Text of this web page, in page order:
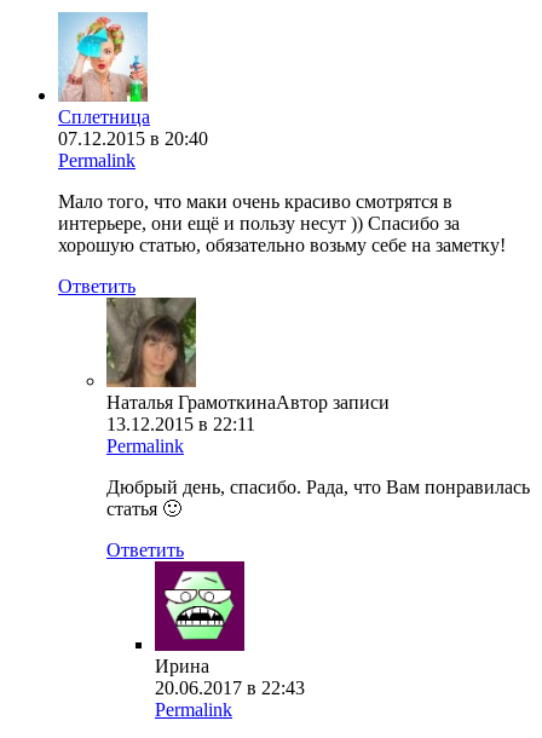
Сплетница
07.12.2015 в 20:40
Permalink
Мало того, что маки очень красиво смотрятся в
интерьере, они ещё и пользу несут )) Спасибо за
хорошую статью, обязательно возьму себе на заметку!
Ответить
Наталья ГрамоткинаАвтор записи
13.12.2015 в 22:11
Permalink
Дюбрый день, спасибо. Рада, что Вам понравилась
статья 🙂
Ответить
Ирина
20.06.2017 в 22:43
Permalink